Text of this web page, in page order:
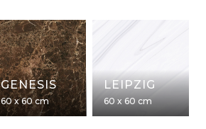
GENESIS
60 x 60 cm
LEIPZIG
60 x 60 cm